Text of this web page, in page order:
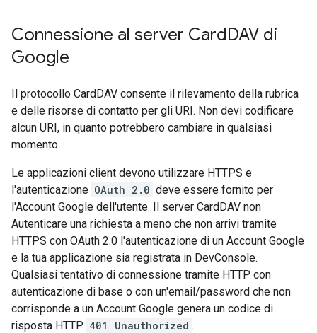
Connessione al server CardDAV di
Google
Il protocollo CardDAV consente il rilevamento della rubrica
e delle risorse di contatto per gli URI. Non devi codificare
alcun URI, in quanto potrebbero cambiare in qualsiasi
momento.
Le applicazioni client devono utilizzare HTTPS e
l'autenticazione OAuth 2.0 deve essere fornito per
l'Account Google dell'utente. Il server CardDAV non
Autenticare una richiesta a meno che non arrivi tramite
HTTPS con OAuth 2.0 l'autenticazione di un Account Google
e la tua applicazione sia registrata in DevConsole.
Qualsiasi tentativo di connessione tramite HTTP con
autenticazione di base o con un'email/password che non
corrisponde a un Account Google genera un codice di
risposta HTTP 401 Unauthorized .